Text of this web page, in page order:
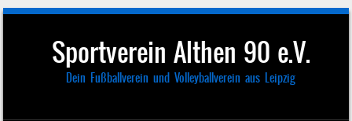
Sportverein Althen 90 e.V.
Dein Fußballverein und Volleyballverein aus Leipzig